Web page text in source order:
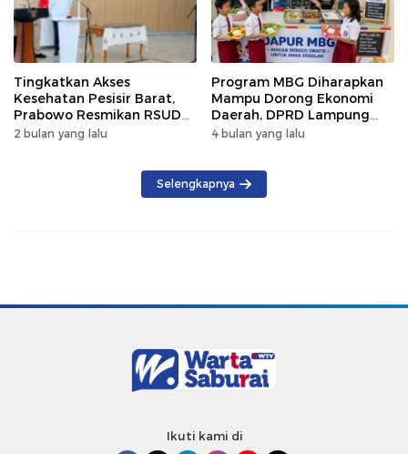
Tingkatkan Akses
Kesehatan Pesisir Barat,
Prabowo Resmikan RSUD
KH Muhammad Thohir
2 bulan yang lalu
Program MBG Diharapkan
Mampu Dorong Ekonomi
Daerah, DPRD Lampung
Tekankan Pemanfaatan
4 bulan yang lalu
Selengkapnya
Ikuti kami di